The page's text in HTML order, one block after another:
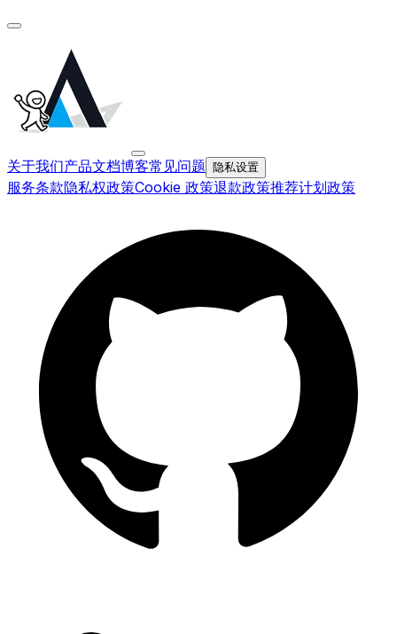
关于我们产品文档博客常见问题 隐私设置
服务条款隐私权政策Cookie 政策退款政策推荐计划政策